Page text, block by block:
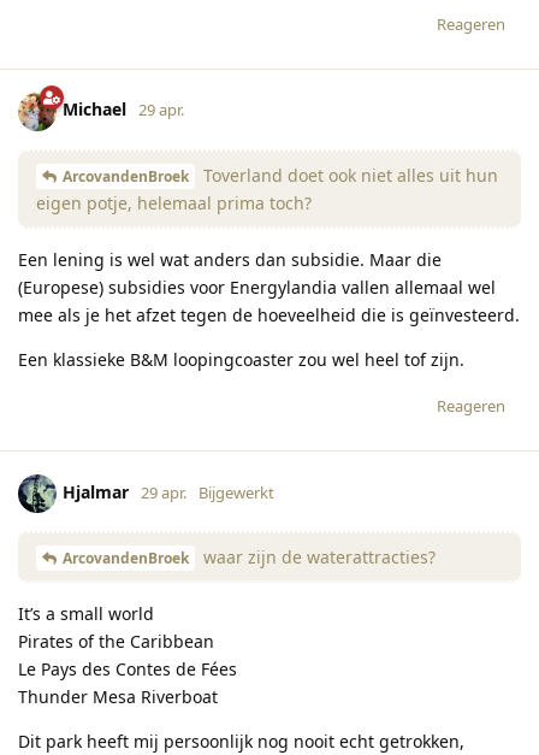
Reageren
Michael 29 apr.
ArcovandenBroek
Toverland doet ook niet alles uit hun
eigen potje, helemaal prima toch?
Een lening is wel wat anders dan subsidie. Maar die
(Europese) subsidies voor Energylandia vallen allemaal wel
mee als je het afzet tegen de hoeveelheid die is geïnvesteerd.
Een klassieke B&M loopingcoaster zou wel heel tof zijn.
Reageren
Hjalmar 29 apr. Bijgewerkt
ArcovandenBroek waar zijn de waterattracties?
It’s a small world
Pirates of the Caribbean
Le Pays des Contes de Fées
Thunder Mesa Riverboat
Dit park heeft mij persoonlijk nog nooit echt getrokken,